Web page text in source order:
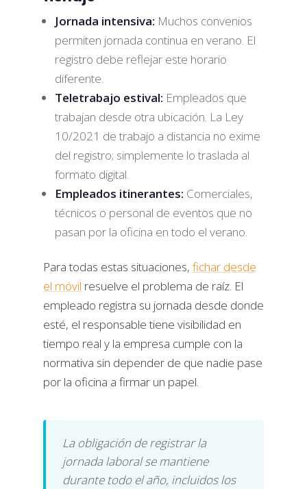
Jornada intensiva: Muchos convenios
permiten jornada continua en verano. El
registro debe reflejar este horario
diferente.
Teletrabajo estival: Empleados que
trabajan desde otra ubicación. La Ley
10/2021 de trabajo a distancia no exime
del registro; simplemente lo traslada al
formato digital.
Empleados itinerantes: Comerciales,
técnicos o personal de eventos que no
pasan por la oficina en todo el verano.
Para todas estas situaciones, fichar desde
el móvil resuelve el problema de raíz. El
empleado registra su jornada desde donde
esté, el responsable tiene visibilidad en
tiempo real y la empresa cumple con la
normativa sin depender de que nadie pase
por la oficina a firmar un papel.
La obligación de registrar la
jornada laboral se mantiene
durante todo el año, incluidos los